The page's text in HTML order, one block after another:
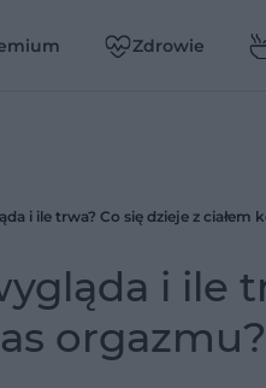
Zdrowie
i ile trwa? Co się dzieje z ciałem
i ile
orgazmu?